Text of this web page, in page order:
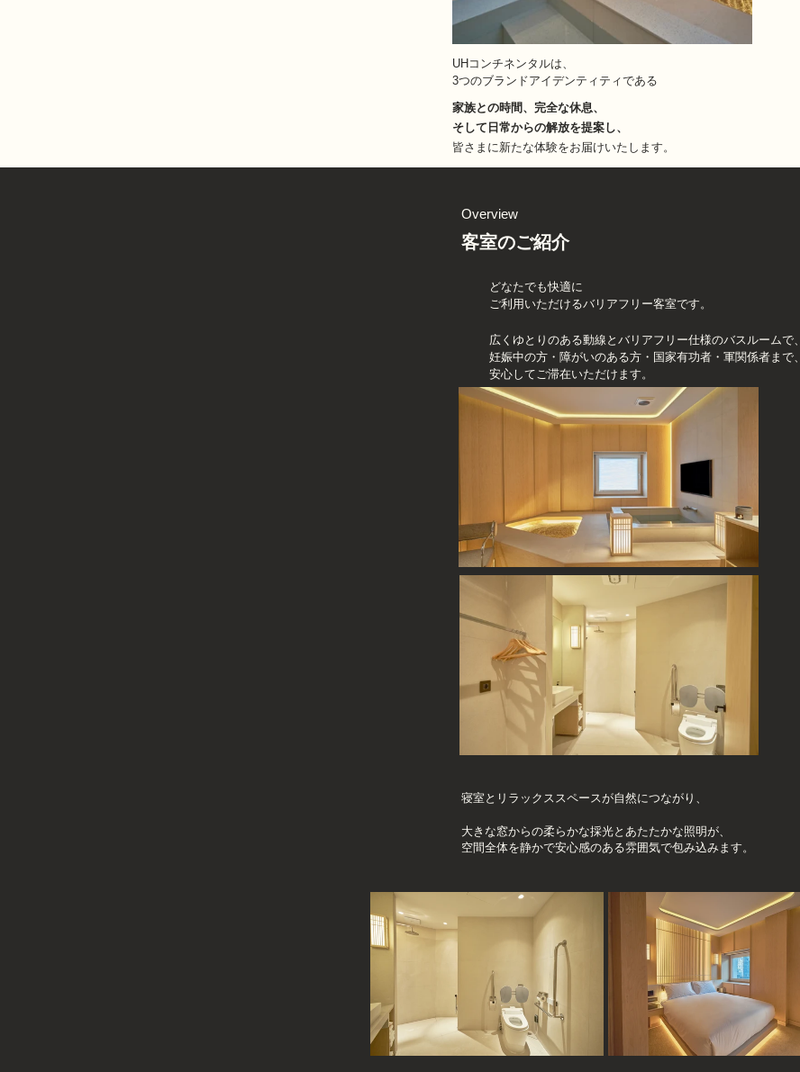
Overview
客室のご紹介
どなたでも快適に
ご利用いただけるバリアフリー客室です。
広くゆとりのある動線とバリアフリー仕様のバスルームで、
妊娠中の方・障がいのある方・国家有功者・軍関係者まで、
安心してご滞在いただけます。
寝室とリラックススペースが自然につながり、
大きな窓からの柔らかな採光とあたたかな照明が、
空間全体を静かで安心感のある雰囲気で包み込みます。
UHコンチネンタルは、
3つのブランドアイデンティティである
家族との時間、完全な休息、
そして日常からの解放を提案し、
皆さまに新たな体験をお届けいたします。